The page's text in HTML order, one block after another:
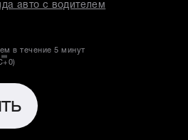
авто с водителем
в течение5 минут